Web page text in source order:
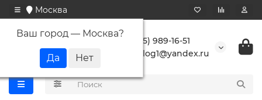
Москва
Ваш город — Москва?
+7 (495) 989-16-51
buranlog1@yandex.ru